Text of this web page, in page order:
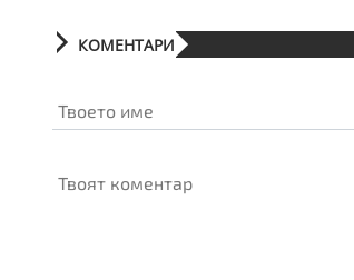
КОМЕНТАРИ
Твоето име
Твоят коментар